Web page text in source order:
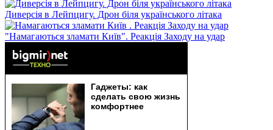
Диверсія в Лейпцигу. Дрон біля українського літака
"Намагаються зламати Київ". Реакція Заходу на удар